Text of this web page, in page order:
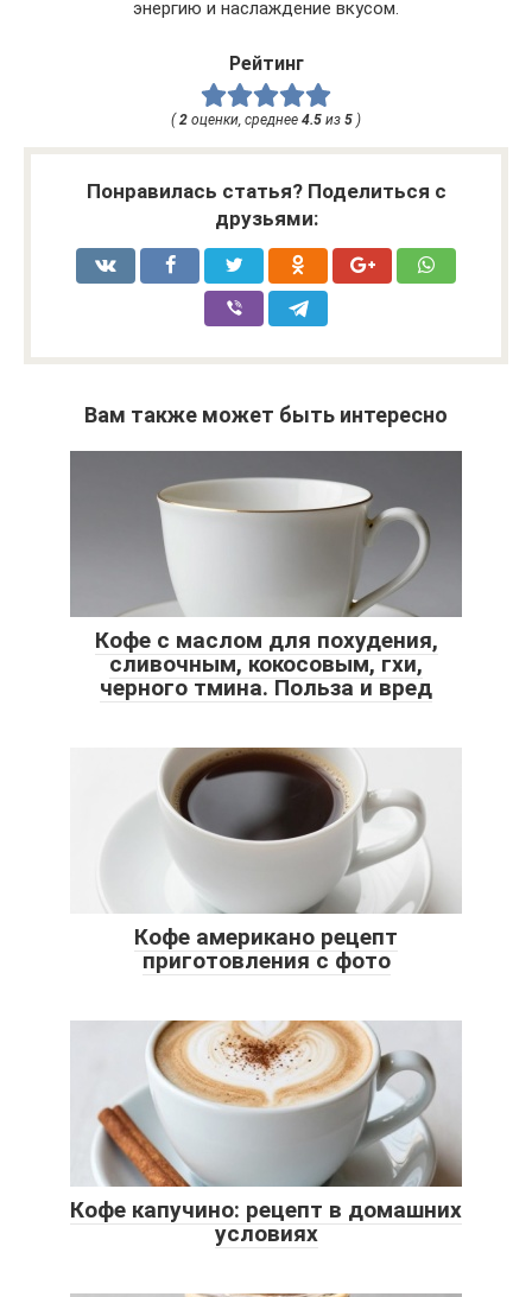
энергию и наслаждение вкусом.
Рейтинг
( 2 оценки, среднее 4.5 из 5 )
Понравилась статья? Поделиться с
друзьями:
Вам также может быть интересно
Кофе с маслом для похудения,
сливочным, кокосовым, гхи,
черного тмина. Польза и вред
Кофе американо рецепт
приготовления с фото
Кофе капучино: рецепт в домашних
условиях